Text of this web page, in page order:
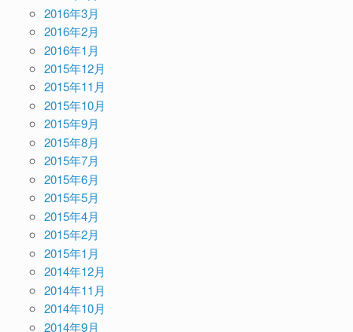
2016年3月
2016年2月
2016年1月
2015年12月
2015年11月
2015年10月
2015年9月
2015年8月
2015年7月
2015年6月
2015年5月
2015年4月
2015年2月
2015年1月
2014年12月
2014年11月
2014年10月
2014年9月